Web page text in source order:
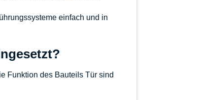
einfach und in
Funktion des Bauteils Tür sind